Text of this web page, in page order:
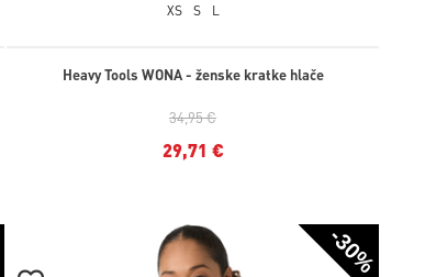
XS S L
Heavy Tools WONA - ženske kratke hlače
34,95 €
29,71 €
-30%